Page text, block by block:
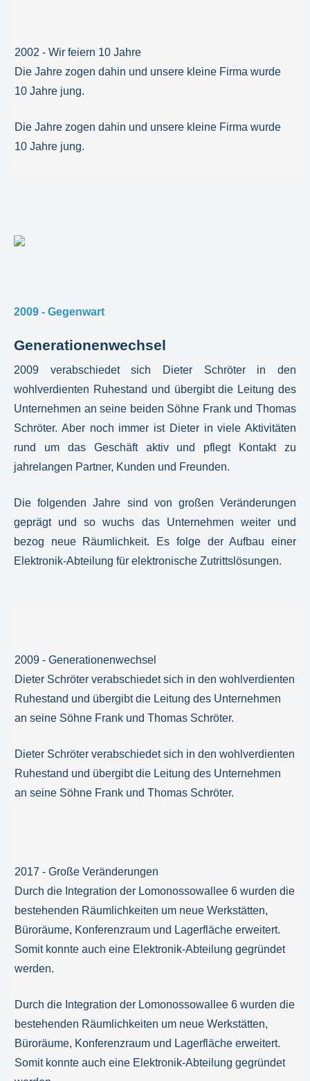
2002 - Wir feiern 10 Jahre
Die Jahre zogen dahin und unsere kleine Firma wurde
10 Jahre jung.
Die Jahre zogen dahin und unsere kleine Firma wurde
10 Jahre jung.
2009 - Gegenwart
Generationenwechsel
2009 verabschiedet sich Dieter Schröter in den
wohlverdienten Ruhestand und übergibt die Leitung des
Unternehmen an seine beiden Söhne Frank und Thomas
Schröter. Aber noch immer ist Dieter in viele Aktivitäten
rund um das Geschäft aktiv und pflegt Kontakt zu
jahrelangen Partner, Kunden und Freunden.
Die folgenden Jahre sind von großen Veränderungen
geprägt und so wuchs das Unternehmen weiter und
bezog neue Räumlichkeit. Es folge der Aufbau einer
Elektronik-Abteilung für elektronische Zutrittslösungen.
2009 - Generationenwechsel
Dieter Schröter verabschiedet sich in den wohlverdienten
Ruhestand und übergibt die Leitung des Unternehmen
an seine Söhne Frank und Thomas Schröter.
Dieter Schröter verabschiedet sich in den wohlverdienten
Ruhestand und übergibt die Leitung des Unternehmen
an seine Söhne Frank und Thomas Schröter.
2017 - Große Veränderungen
Durch die Integration der Lomonossowallee 6 wurden die
bestehenden Räumlichkeiten um neue Werkstätten,
Büroräume, Konferenzraum und Lagerfläche erweitert.
Somit konnte auch eine Elektronik-Abteilung gegründet
werden.
Durch die Integration der Lomonossowallee 6 wurden die
bestehenden Räumlichkeiten um neue Werkstätten,
Büroräume, Konferenzraum und Lagerfläche erweitert.
Somit konnte auch eine Elektronik-Abteilung gegründet